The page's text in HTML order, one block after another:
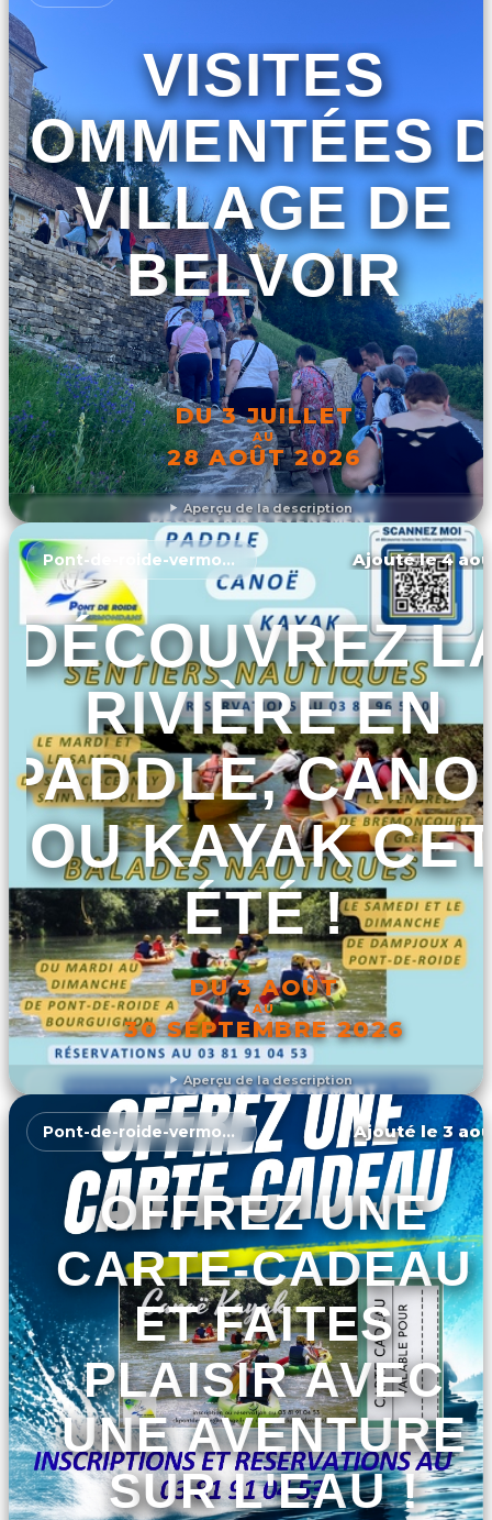
Aperçu de la description
VISITES
VILLAGE DE
BELVOIR
DU 3 JUILLET
AU
28 AOÛT 2026
DÉCOUVRIR L'ÉVÉNEMENT
Aperçu de la description
Pont-de-roide-vermondans Ajouté le 4
DÉCOUVREZ
RIVIÈRE EN
PADDLE,
OU KAYAK
ÉTÉ !
DU 3 AOÛT
AU
30 SEPTEMBRE 2026
DÉCOUVRIR L'ÉVÉNEMENT
Pont-de-roide-vermondans Ajouté le 3
OFFREZ UNE
CARTE-CADEAU
ET FAITES
PLAISIR AVEC
UNE AVENTURE
SUR L'EAU !